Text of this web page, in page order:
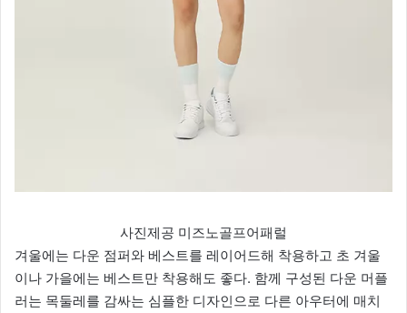
사진제공 미즈노골프어패럴
겨울에는 다운 점퍼와 베스트를 레이어드해 착용하고 초 겨울
이나 가을에는 베스트만 착용해도 좋다. 함께 구성된 다운 머플
러는 목둘레를 감싸는 심플한 디자인으로 다른 아우터에 매치